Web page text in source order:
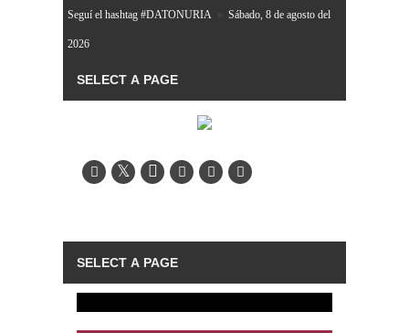
Seguí el hashtag #DATONURIA » Sábado, 8 de agosto del
2026